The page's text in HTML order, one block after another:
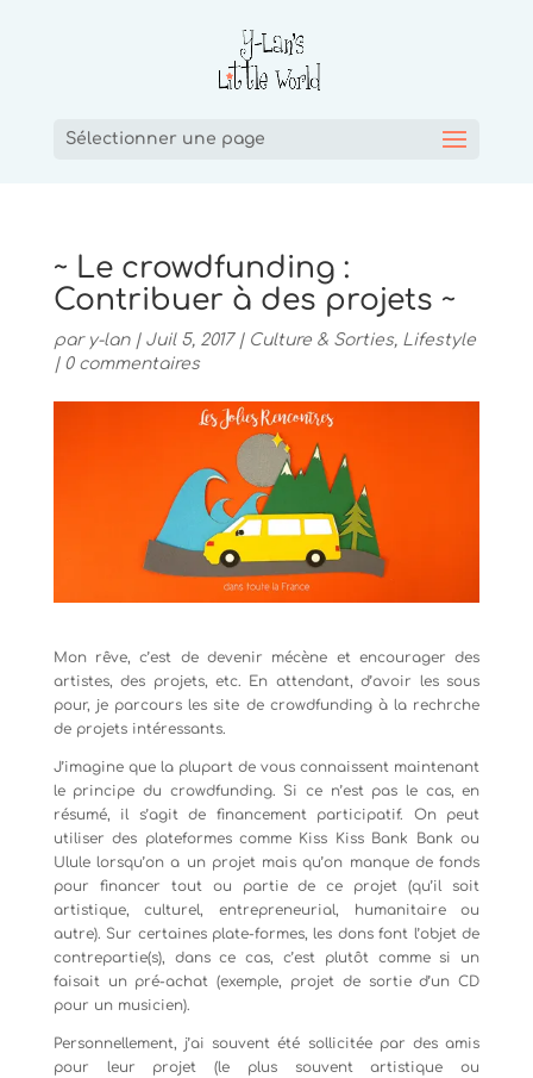
Sélectionner une page
~ Le crowdfunding :
Contribuer à des projets ~
par y-lan| Juil 5, 2017| Culture & Sorties, Lifestyle
| 0 commentaires
Mon rêve, c’est de devenir mécène et encourager des
artistes, des projets, etc. En attendant, d’avoir les sous
pour, je parcours les site de crowdfunding à la rechrche
de projets intéressants.
J’imagine que la plupart de vous connaissent maintenant
le principe du crowdfunding. Si ce n’est pas le cas, en
résumé, il s’agit de financement participatif. On peut
utiliser des plateformes comme Kiss Kiss Bank Bank ou
Ulule lorsqu’on a un projet mais qu’on manque de fonds
pour financer tout ou partie de ce projet (qu’il soit
artistique, culturel, entrepreneurial, humanitaire ou
autre). Sur certaines plate-formes, les dons font l’objet de
contrepartie(s), dans ce cas, c’est plutôt comme si un
faisait un pré-achat (exemple, projet de sortie d’un CD
pour un musicien).
Personnellement, j’ai souvent été sollicitée par des amis
pour leur projet (le plus souvent artistique ou